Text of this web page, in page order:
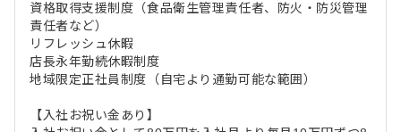
資格取得支援制度（食品衛生管理責任者、防火・防災管理
責任者など）
リフレッシュ休暇
店長永年勤続休暇制度
地域限定正社員制度（自宅より通勤可能な範囲）
【入社お祝い金あり】